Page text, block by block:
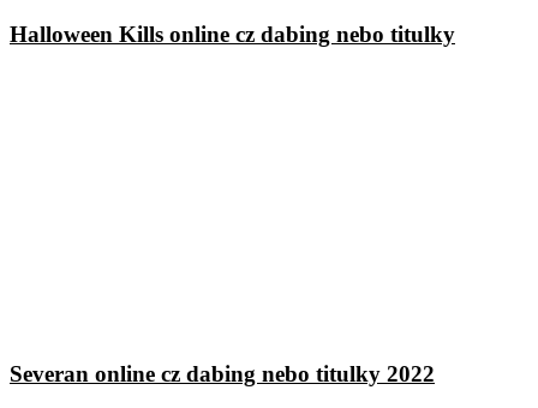
Halloween Kills online cz dabing nebo titulky
Severan online cz dabing nebo titulky 2022